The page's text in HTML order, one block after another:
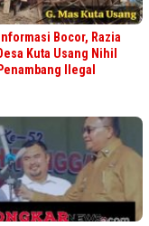
Bocor, Razia
Kuta Usang Nihil
Ilegal